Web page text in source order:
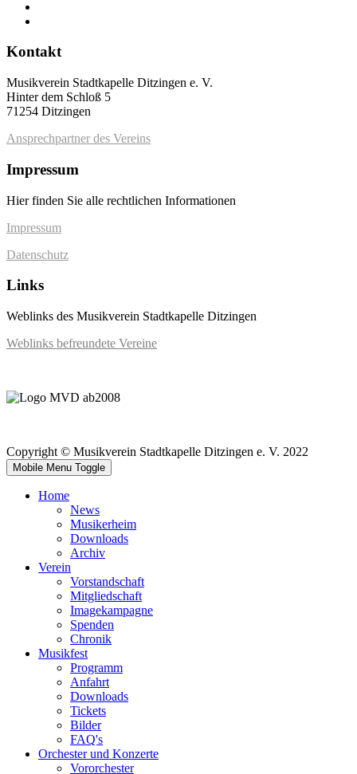
Kontakt
Musikverein Stadtkapelle Ditzingen e. V.
Hinter dem Schloß 5
71254 Ditzingen
Ansprechpartner des Vereins
Impressum
Hier finden Sie alle rechtlichen Informationen
Impressum
Datenschutz
Links
Weblinks des Musikverein Stadtkapelle Ditzingen
Weblinks befreundete Vereine
Copyright © Musikverein Stadtkapelle Ditzingen e. V. 2022
Mobile Menu Toggle
Home
News
Musikerheim
Downloads
Archiv
Verein
Vorstandschaft
Mitgliedschaft
Imagekampagne
Spenden
Chronik
Musikfest
Programm
Anfahrt
Downloads
Tickets
Bilder
FAQ's
Orchester und Konzerte
Vororchester